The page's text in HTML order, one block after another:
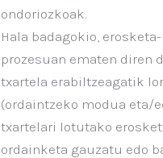
ondoriozkoak.
Hala badagokio,
prozesuan ematen diren
txartela erabiltzeagatik
(ordaintzeko modua eta/
txartelari lotutako
ordainketa gauzatu edo